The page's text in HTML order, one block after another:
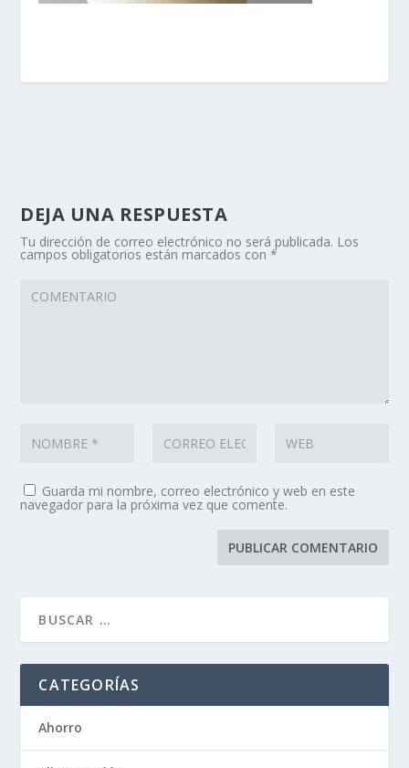
DEJA UNA RESPUESTA
Tu dirección de correo electrónico no será publicada. Los
campos obligatorios están marcados con*
Guarda mi nombre, correo electrónico y web en este
navegador para la próxima vez que comente.
CATEGORÍAS
Ahorro